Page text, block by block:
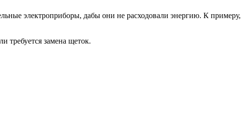
электроприборы, дабы они не расходовали энергию. К примеру,
требуется замена щеток.